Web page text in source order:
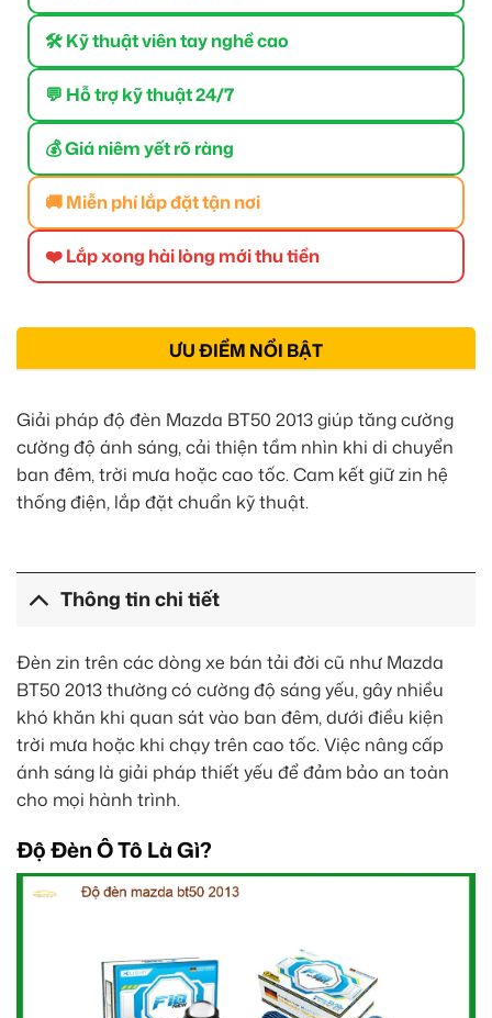
🛠 Kỹ thuật viên tay nghề cao
💬 Hỗ trợ kỹ thuật 24/7
💰 Giá niêm yết rõ ràng
🚚 Miễn phí lắp đặt tận nơi
❤️ Lắp xong hài lòng mới thu tiền
ƯU ĐIỂM NỔI BẬT
Giải pháp độ đèn Mazda BT50 2013 giúp tăng cường
cường độ ánh sáng, cải thiện tầm nhìn khi di chuyển
ban đêm, trời mưa hoặc cao tốc. Cam kết giữ zin hệ
thống điện, lắp đặt chuẩn kỹ thuật.
Thông tin chi tiết
Đèn zin trên các dòng xe bán tải đời cũ như Mazda
BT50 2013 thường có cường độ sáng yếu, gây nhiều
khó khăn khi quan sát vào ban đêm, dưới điều kiện
trời mưa hoặc khi chạy trên cao tốc. Việc nâng cấp
ánh sáng là giải pháp thiết yếu để đảm bảo an toàn
cho mọi hành trình.
Độ Đèn Ô Tô Là Gì?